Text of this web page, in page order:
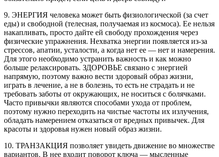
9. ЭНЕРГИЯ человека может быть физиологической (за счет
еды) и свободной (телесная, получаемая из космоса). Ее нельзя
накапливать, просто дайте ей свободу прохождения через
физические упражнения. Нехватка энергии появляется из-за
стрессов, апатии, усталости, а когда нет ее — нет и намерения.
Для этого необходимо устранить важность и как можно
больше релаксировать. ЗДОРОВЬЕ связано с энергией
напрямую, поэтому важно вести здоровый образ жизни,
играть в лечение, а не в болезнь, то есть не страдать и не
требовать заботы от окружающих, не носиться с болячками.
Часто привычки являются способами ухода от проблем,
поэтому нужно переходить на чистые частоты их излучения,
обладать намерением отказаться от вредных привычек. Для
красоты и здоровья нужен новый образ жизни.
10. ТРАНЗАКЦИЯ позволяет увидеть движение во множестве
вариантов. В нее входит поворот ключа — мысленные